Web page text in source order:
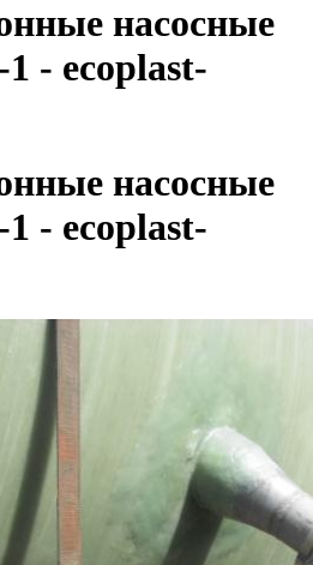
насосные
- ecoplast-
насосные
- ecoplast-